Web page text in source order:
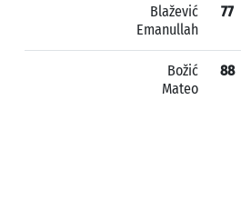
Blažević
Emanullah
77
Božić
Mateo
88